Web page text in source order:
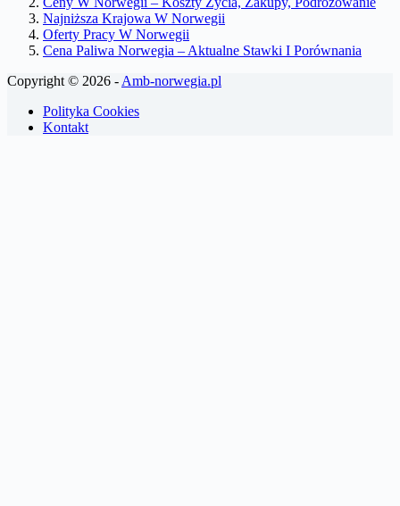
Najniższa Krajowa W Norwegii
Oferty Pracy W Norwegii
Cena Paliwa Norwegia – Aktualne Stawki I Porównania
Copyright © 2026 - Amb-norwegia.pl
Polityka Cookies
Kontakt